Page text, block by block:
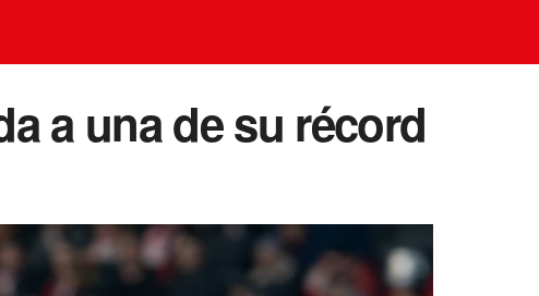
a una de su récord